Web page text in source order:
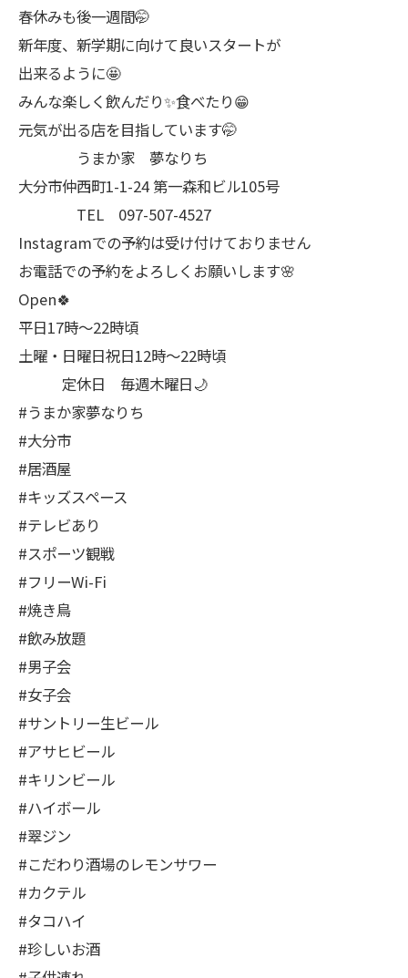
春休みも後一週間🤭
新年度、新学期に向けて良いスタートが
出来るように🤩
みんな楽しく飲んだり✨食べたり😁
元気が出る店を目指しています🤭
うまか家 夢なりち
大分市仲西町1-1-24 第一森和ビル105号
TEL 097-507-4527
Instagramでの予約は受け付けておりません
お電話での予約をよろしくお願いします🌸
Open🍀
平日17時～22時頃
土曜・日曜日祝日12時〜22時頃
定休日 毎週木曜日🌙
#うまか家夢なりち
#大分市
#居酒屋
#キッズスペース
#テレビあり
#スポーツ観戦
#フリーWi-Fi
#焼き鳥
#飲み放題
#男子会
#女子会
#サントリー生ビール
#アサヒビール
#キリンビール
#ハイボール
#翠ジン
#こだわり酒場のレモンサワー
#カクテル
#タコハイ
#珍しいお酒